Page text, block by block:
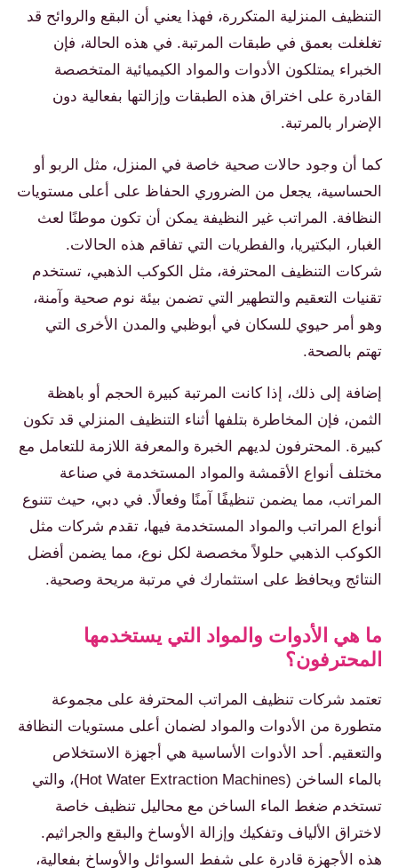
التنظيف المنزلية المتكررة، فهذا يعني أن البقع والروائح قد
تغلغلت بعمق في طبقات المرتبة. في هذه الحالة، فإن
الخبراء يمتلكون الأدوات والمواد الكيميائية المتخصصة
القادرة على اختراق هذه الطبقات وإزالتها بفعالية دون
الإضرار بالمرتبة.
كما أن وجود حالات صحية خاصة في المنزل، مثل الربو أو
الحساسية، يجعل من الضروري الحفاظ على أعلى مستويات
النظافة. المراتب غير النظيفة يمكن أن تكون موطنًا لعث
الغبار، البكتيريا، والفطريات التي تفاقم هذه الحالات.
شركات التنظيف المحترفة، مثل الكوكب الذهبي، تستخدم
تقنيات التعقيم والتطهير التي تضمن بيئة نوم صحية وآمنة،
وهو أمر حيوي للسكان في أبوظبي والمدن الأخرى التي
تهتم بالصحة.
إضافة إلى ذلك، إذا كانت المرتبة كبيرة الحجم أو باهظة
الثمن، فإن المخاطرة بتلفها أثناء التنظيف المنزلي قد تكون
كبيرة. المحترفون لديهم الخبرة والمعرفة اللازمة للتعامل مع
مختلف أنواع الأقمشة والمواد المستخدمة في صناعة
المراتب، مما يضمن تنظيفًا آمنًا وفعالًا. في دبي، حيث تتنوع
أنواع المراتب والمواد المستخدمة فيها، تقدم شركات مثل
الكوكب الذهبي حلولاً مخصصة لكل نوع، مما يضمن أفضل
النتائج ويحافظ على استثمارك في مرتبة مريحة وصحية.
ما هي الأدوات والمواد التي يستخدمها
المحترفون؟
تعتمد شركات تنظيف المراتب المحترفة على مجموعة
متطورة من الأدوات والمواد لضمان أعلى مستويات النظافة
والتعقيم. أحد الأدوات الأساسية هي أجهزة الاستخلاص
بالماء الساخن (Hot Water Extraction Machines)، والتي
تستخدم ضغط الماء الساخن مع محاليل تنظيف خاصة
لاختراق الألياف وتفكيك وإزالة الأوساخ والبقع والجراثيم.
هذه الأجهزة قادرة على شفط السوائل والأوساخ بفعالية،